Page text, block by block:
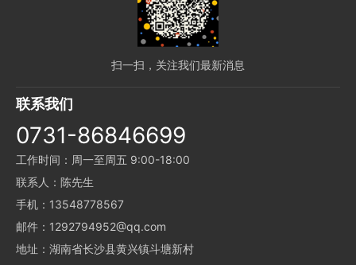
扫一扫，关注我们最新消息
联系我们
0731-86846699
工作时间：周一至周五 9:00-18:00
联系人：陈先生
手机：13548778567
邮件：1292794952@qq.com
地址：湖南省长沙县黄兴镇斗塘新村